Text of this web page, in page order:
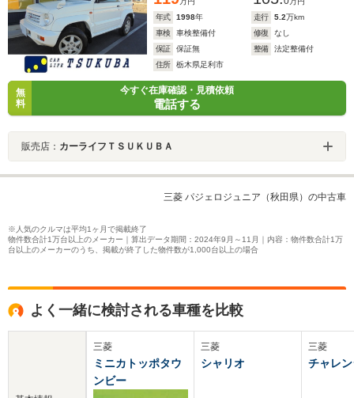
年式
1998年 走行 5.2万km
車検
車検整備付 修復
なし
保証
保証無 整備
法定整備付
住所
栃木県足利市
無
料
今すぐ在庫確認・見積依頼
電話する
販売店： カーライフＴＳＵＫＵＢＡ
三菱 パジェロジュニア（秋田県）の中古車
※人気のクルマは平均1ヶ月で掲載終了
物件数合計1万台以上のメーカー｜算出データ期間：2024年9月～11月｜内容：物件数合計1万
台以上のメーカーのうち、掲載が終了した物件数が1,000台以上の場合
よく一緒に検討される車種を比較
三菱
ミニカトッポタウ
ンビー
三菱
シャリオ
三菱
チャレ